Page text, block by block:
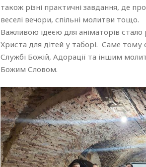
також різні практичні завдання, де
веселі вечори, спільні молитви тощо.
Важливою ідеєю для аніматорів
Христа для дітей у таборі. Саме тому
Службі Божій, Адорації та іншим
Божим Словом.